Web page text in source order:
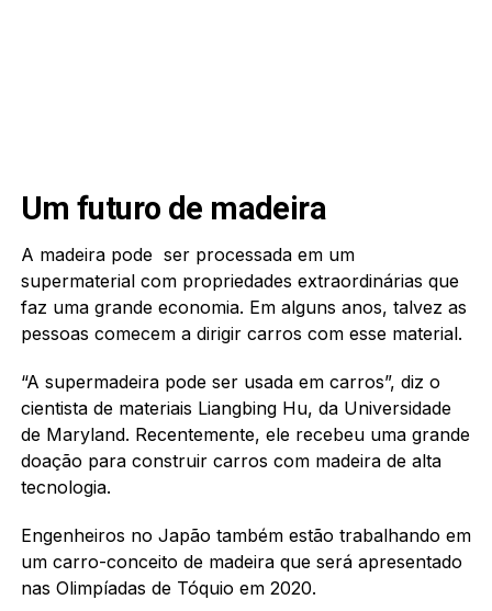
Um futuro de madeira
A madeira pode ser processada em um
supermaterial com propriedades extraordinárias que
faz uma grande economia. Em alguns anos, talvez as
pessoas comecem a dirigir carros com esse material.
“A supermadeira pode ser usada em carros”, diz o
cientista de materiais Liangbing Hu, da Universidade
de Maryland. Recentemente, ele recebeu uma grande
doação para construir carros com madeira de alta
tecnologia.
Engenheiros no Japão também estão trabalhando em
um carro-conceito de madeira que será apresentado
nas Olimpíadas de Tóquio em 2020.